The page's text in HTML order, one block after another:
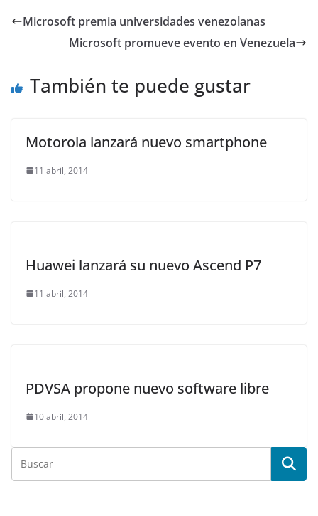
Microsoft premia universidades venezolanas
Microsoft promueve evento en Venezuela
También te puede gustar
Motorola lanzará nuevo smartphone
11 abril, 2014
Huawei lanzará su nuevo Ascend P7
11 abril, 2014
PDVSA propone nuevo software libre
10 abril, 2014